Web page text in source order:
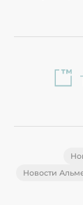
Новости